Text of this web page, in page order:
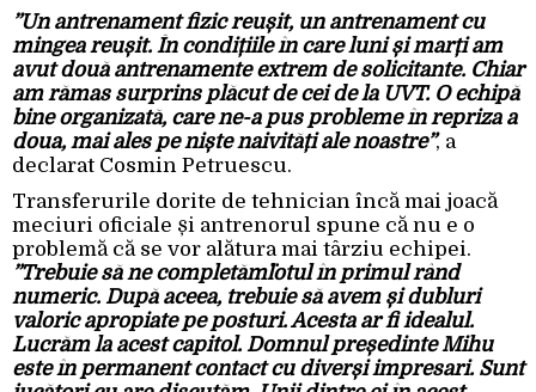
”Un antrenament fizic reușit, un antrenament cu
mingea reușit. În condițiile în care luni și marți am
avut două antrenamente extrem de solicitante. Chiar
am rămas surprins plăcut de cei de la UVT. O echipă
bine organizată, care ne-a pus probleme în repriza a
doua, mai ales pe niște naivități ale noastre”, a
declarat Cosmin Petruescu.
Transferurile dorite de tehnician încă mai joacă
meciuri oficiale și antrenorul spune că nu e o
problemă că se vor alătura mai târziu echipei.
”Trebuie să ne completăm¨lotul în primul rând
numeric. După aceea, trebuie să avem și dubluri
valoric apropiate pe posturi. Acesta ar fi idealul.
Lucrăm la acest capitol. Domnul președinte Mihu
este în permanent contact cu diverși impresari. Sunt